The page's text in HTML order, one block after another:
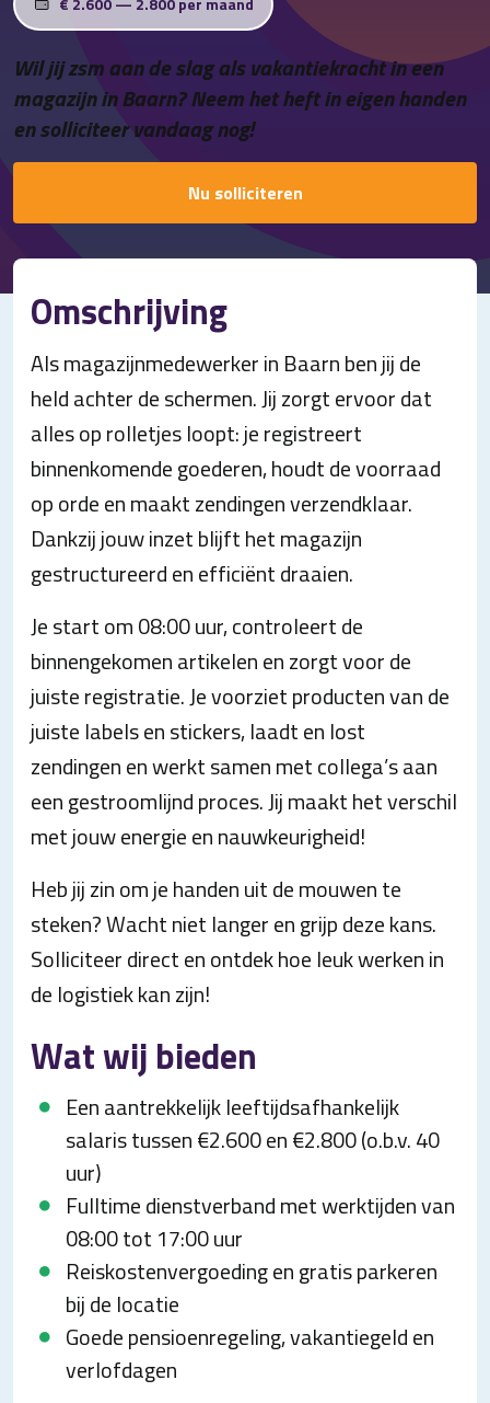
Contact
Wil jij zsm aan de slag als vakantiekracht in een
magazijn in Baarn? Neem het heft in eigen handen
en solliciteer vandaag nog!
Nu solliciteren
Omschrijving
Als magazijnmedewerker in Baarn ben jij de
held achter de schermen. Jij zorgt ervoor dat
alles op rolletjes loopt: je registreert
binnenkomende goederen, houdt de voorraad
op orde en maakt zendingen verzendklaar.
Dankzij jouw inzet blijft het magazijn
gestructureerd en efficiënt draaien.
Je start om 08:00 uur, controleert de
binnengekomen artikelen en zorgt voor de
juiste registratie. Je voorziet producten van de
juiste labels en stickers, laadt en lost
zendingen en werkt samen met collega’s aan
een gestroomlijnd proces. Jij maakt het verschil
met jouw energie en nauwkeurigheid!
Heb jij zin om je handen uit de mouwen te
steken? Wacht niet langer en grijp deze kans.
Solliciteer direct en ontdek hoe leuk werken in
de logistiek kan zijn!
Wat wij bieden
Een aantrekkelijk leeftijdsafhankelijk
salaris tussen €2.600 en €2.800 (o.b.v. 40
uur)
Fulltime dienstverband met werktijden van
08:00 tot 17:00 uur
Reiskostenvergoeding en gratis parkeren
bij de locatie
Goede pensioenregeling, vakantiegeld en
verlofdagen